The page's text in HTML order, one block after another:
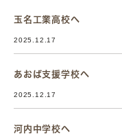
玉名工業高校へ
2025.12.17
あおば支援学校へ
2025.12.17
河内中学校へ